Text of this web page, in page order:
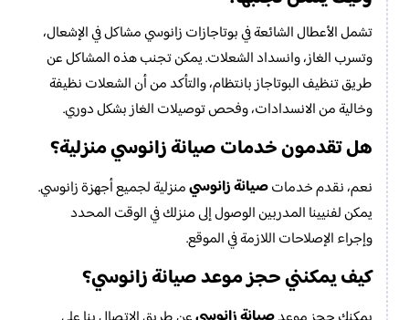
تشمل الأعطال الشائعة في بوتاجازات زانوسي مشاكل في الإشعال،
وتسرب الغاز، وانسداد الشعلات. يمكن تجنب هذه المشاكل عن
طريق تنظيف البوتاجاز بانتظام، والتأكد من أن الشعلات نظيفة
وخالية من الانسدادات، وفحص توصيلات الغاز بشكل دوري.
هل تقدمون خدماتصيانة زانوسيمنزلية؟
نعم، نقدم خدماتصيانة زانوسيمنزلية لجميع أجهزة زانوسي.
يمكن لفنيينا المدربين الوصول إلى منزلك في الوقت المحدد
وإجراء الإصلاحات اللازمة في الموقع.
كيف يمكنني حجز موعدصيانة زانوسي؟